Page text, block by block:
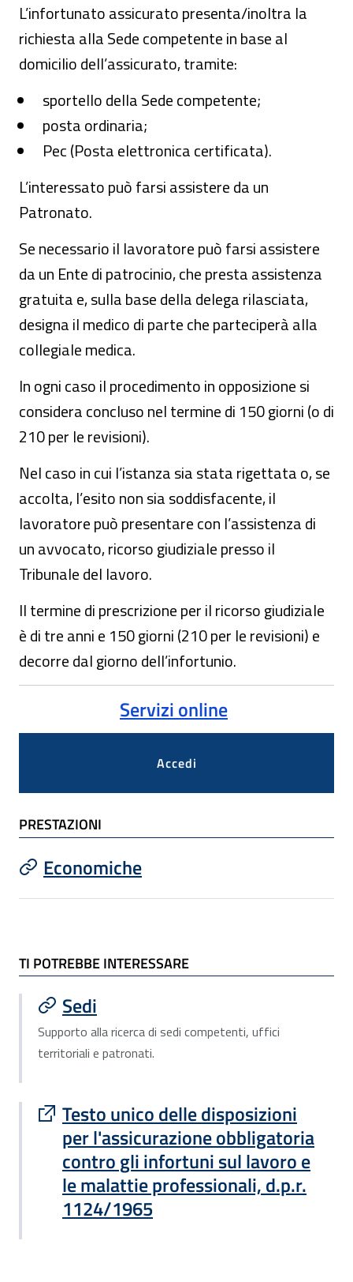
L’infortunato assicurato presenta/inoltra la
richiesta alla Sede competente in base al
domicilio dell’assicurato, tramite:
sportello della Sede competente;
posta ordinaria;
Pec (Posta elettronica certificata).
L’interessato può farsi assistere da un
Patronato.
Se necessario il lavoratore può farsi assistere
da un Ente di patrocinio, che presta assistenza
gratuita e, sulla base della delega rilasciata,
designa il medico di parte che parteciperà alla
collegiale medica.
In ogni caso il procedimento in opposizione si
considera concluso nel termine di 150 giorni (o di
210 per le revisioni).
Nel caso in cui l’istanza sia stata rigettata o, se
accolta, l’esito non sia soddisfacente, il
lavoratore può presentare con l’assistenza di
un avvocato, ricorso giudiziale presso il
Tribunale del lavoro.
Il termine di prescrizione per il ricorso giudiziale
è di tre anni e 150 giorni (210 per le revisioni) e
decorre dal giorno dell’infortunio.
Servizi online
Accedi
PRESTAZIONI
Economiche
TI POTREBBE INTERESSARE
TI POTREBBE INTERESSARE
Sedi
Supporto alla ricerca di sedi competenti, uffici
territoriali e patronati.
Testo unico delle disposizioni
per l'assicurazione obbligatoria
contro gli infortuni sul lavoro e
le malattie professionali, d.p.r.
1124/1965
Sito esterno : apre una nuova finestra